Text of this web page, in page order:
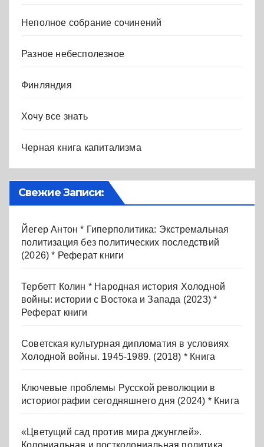
Неполное собрание сочинений
Разное небесполезное
Финляндия
Хочу все знать
Черная книга капитализма
Свежие Записи:
Йегер Антон * Гиперполитика: Экстремальная
политизация без политических последствий
(2026) * Реферат книги
Тербетт Колин * Народная история Холодной
войны: истории с Востока и Запада (2023) *
Реферат книги
Советская культурная дипломатия в условиях
Холодной войны. 1945-1989. (2018) * Книга
Ключевые проблемы Русской революции в
историографии сегодняшнего дня (2024) * Книга
«Цветущий сад против мира джунглей».
Колониальная и постколониальная политика